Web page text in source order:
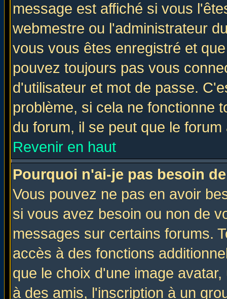
message est affiché si vous
webmestre ou l'administrateur
vous vous êtes enregistré et
pouvez toujours pas vous
d'utilisateur et mot de passe.
problème, si cela ne fonctionne
du forum, il se peut que le
Revenir en haut
Pourquoi n'ai-je pas besoin
Vous pouvez ne pas en avoir
si vous avez besoin ou non de
messages sur certains forums.
accès à des fonctions
que le choix d'une image
à des amis, l'inscription à un